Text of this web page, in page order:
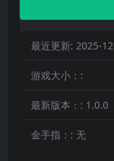
最近更新: 2025-
游戏大小：:
最新版本：: 1.0.0
金手指：: 无